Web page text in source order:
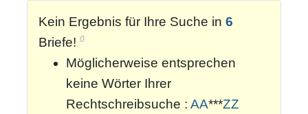
Kein Ergebnis für Ihre Suche in 6
Briefe! 0
Möglicherweise entsprechen
keine Wörter Ihrer
Rechtschreibsuche : AA***ZZ